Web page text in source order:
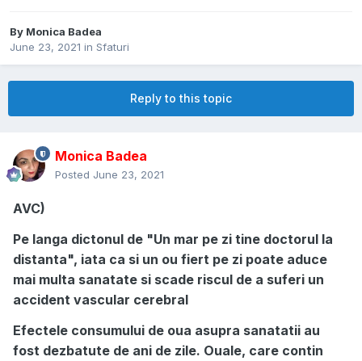
By Monica Badea
June 23, 2021 in Sfaturi
Reply to this topic
Monica Badea
Posted June 23, 2021
AVC)
Pe langa dictonul de "Un mar pe zi tine doctorul la
distanta", iata ca si un ou fiert pe zi poate aduce
mai multa sanatate si scade riscul de a suferi un
accident vascular cerebral
Efectele consumului de oua asupra sanatatii au
fost dezbatute de ani de zile. Ouale, care contin